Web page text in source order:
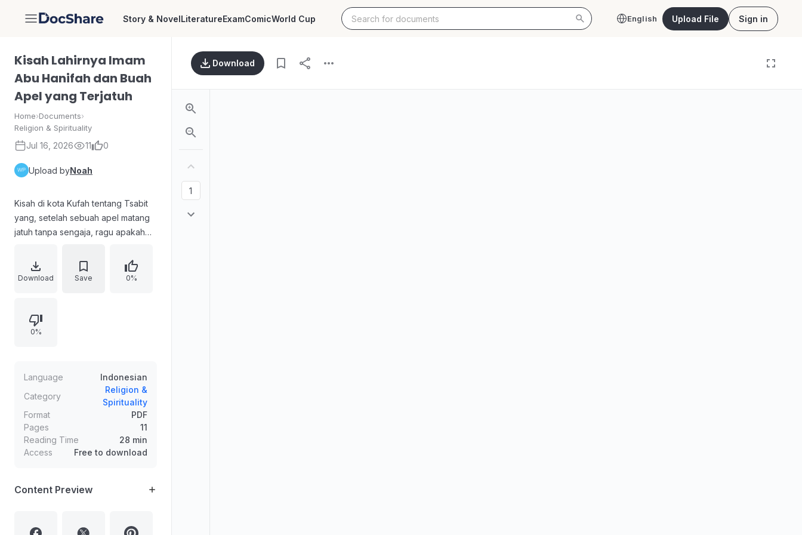
DocShare Story & NovelLiteratureExamComicWorld Cup English Upload File Sign in
Kisah Lahirnya Imam
Abu Hanifah dan Buah
Apel yang Terjatuh
Home›Documents›
Religion & Spirituality
Jul 16, 2026 11 0
Upload byNoah
Kisah di kota Kufah tentang Tsabit
yang, setelah sebuah apel matang
jatuh tanpa sengaja, ragu apakah
menelusuri pemilik kebun untuk
memastikan status apel. Pemilik
mengarah pada pernikahan. Tsabit
menerima ujian batin antara
berpegang pada ketakwaan,
pengetahuan, dan menjauhi yang
Download Save 0%
0%
Language
Indonesian
Category
Religion &
Spirituality
Format
PDF
Pages
11
Reading Time
28 min
Access
Free to download
Content Preview
Download